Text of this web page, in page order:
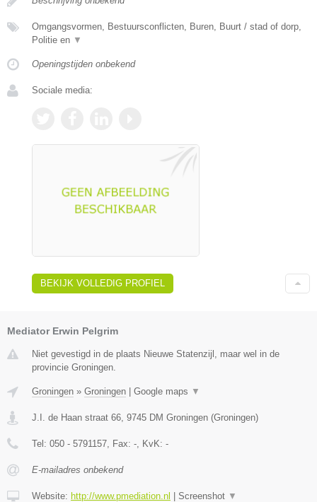
Omgangsvormen, Bestuursconflicten, Buren, Buurt / stad of dorp,
Politie en ▼
Openingstijden onbekend
Sociale media:
BEKIJK VOLLEDIG PROFIEL
Mediator Erwin Pelgrim
Niet gevestigd in de plaats Nieuwe Statenzijl, maar wel in de
provincie Groningen.
Groningen » Groningen | Google maps ▼
J.I. de Haan straat 66 9745 DM Groningen (Groningen)
Tel: 050 - 5791157 , Fax: - , KvK: -
E-mailadres onbekend
Website: http://www.pmediation.nl | Screenshot ▼